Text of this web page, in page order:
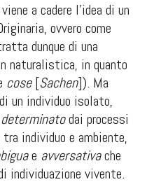
a cadere l’idea di un
ovvero come
dunque di una
naturalistica, in quanto
cose[Sachen]). Ma
un individuo isolato,
determinatodai processi
individuo e ambiente,
e avversativache
individuazione vivente.